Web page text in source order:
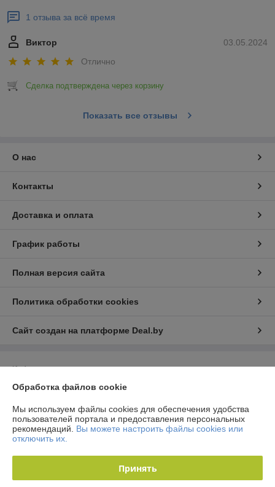
1 отзыва за всё время
03.05.2024
Виктор
Отлично
Сделка подтверждена через корзину
Показать все отзывы
О нас
Контакты
Доставка и оплата
График работы
Полная версия сайта
Политика обработки cookies
Сайт создан на платформе Deal.by
Информация для покупателя
Юридическое лицо:Общество с ограниченной ответственностью
г. Минск, ул. Тимошенко 8, оф 9Н
Регистрационный номер ЕГР: 192944757
Регистрационный орган: Мингорисполком
Обработка файлов cookie
Мы используем файлы cookies для обеспечения удобства
пользователей портала и предоставления персональных
рекомендаций. Вы можете настроить файлы cookies или
отключить их.
Принять